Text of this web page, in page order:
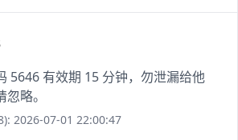
5646 有效期 15 分钟，勿泄漏给他
略。
2026-07-01 22:00:47